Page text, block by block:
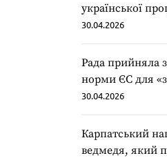
української
30.04.2026
Рада прийняла
норми ЄС для
30.04.2026
Карпатський
ведмедя, який